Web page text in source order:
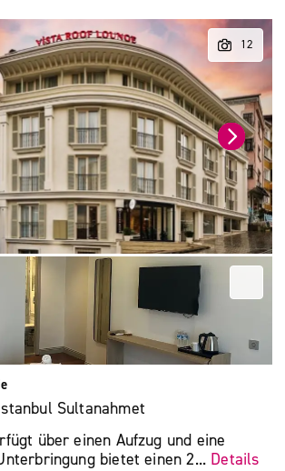
Sultanahmet
über einen Aufzug und eine
bietet einen 2... Details